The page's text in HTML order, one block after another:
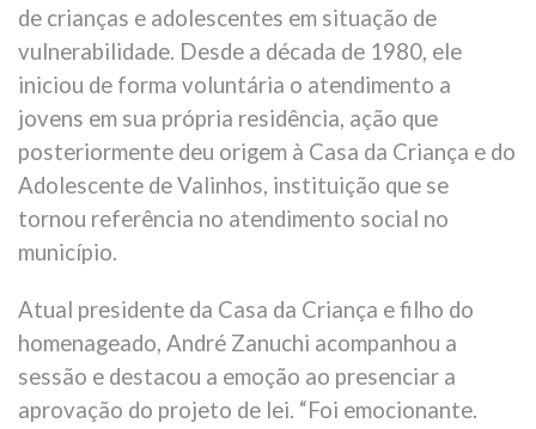
de crianças e adolescentes em situação de
vulnerabilidade. Desde a década de 1980, ele
iniciou de forma voluntária o atendimento a
jovens em sua própria residência, ação que
posteriormente deu origem à Casa da Criança e do
Adolescente de Valinhos, instituição que se
tornou referência no atendimento social no
município.
Atual presidente da Casa da Criança e filho do
homenageado, André Zanuchi acompanhou a
sessão e destacou a emoção ao presenciar a
aprovação do projeto de lei. “Foi emocionante.